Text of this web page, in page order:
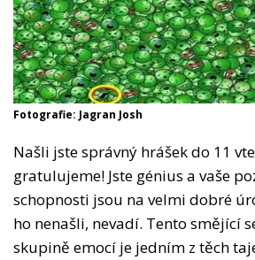
Fotografie: Jagran Josh
Našli jste správný hrášek do 11
gratulujeme! Jste génius a vaše
schopnosti jsou na velmi dobré
ho nenašli, nevadí. Tento smějící
skupině emocí je jedním z těch